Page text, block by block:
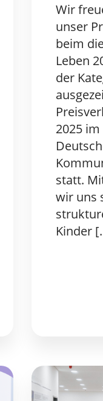
Wir
unser
beim
Leben
der
2025
statt.
wir uns
Kinder